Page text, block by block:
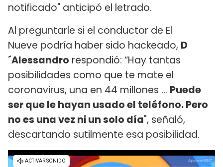
notificado" anticipó el letrado.
Al preguntarle si el conductor de El
Nueve podría haber sido hackeado, D
´Alessandro respondió: “Hay tantas
posibilidades como que te mate el
coronavirus, una en 44 millones ... Puede
ser que le hayan usado el teléfono. Pero
no es una vez ni un solo día", señaló,
descartando sutilmente esa posibilidad.